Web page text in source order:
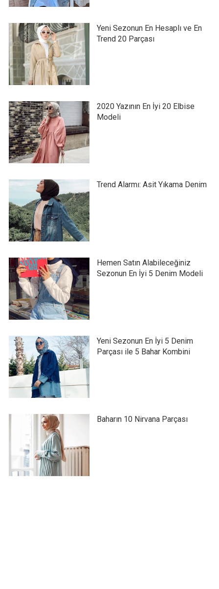
Yeni Sezonun En Hesaplı ve En
Trend 20 Parçası
2020 Yazının En İyi 20 Elbise
Modeli
Trend Alarmı: Asit Yıkama Denim
Hemen Satın Alabileceğiniz
Sezonun En İyi 5 Denim Modeli
Yeni Sezonun En İyi 5 Denim
Parçası ile 5 Bahar Kombini
Baharın 10 Nirvana Parçası